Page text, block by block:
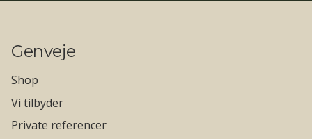
Genveje
Shop
Vi tilbyder
Private referencer